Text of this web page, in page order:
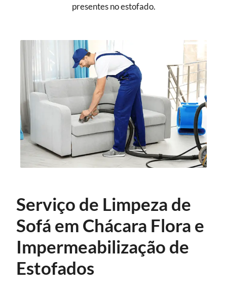
presentes no estofado.
Serviço de Limpeza de
Sofá em Chácara Flora e
Impermeabilização de
Estofados